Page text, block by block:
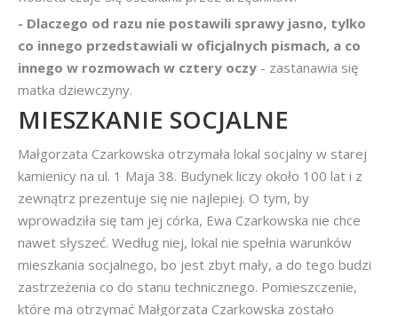
- Dlaczego od razu nie postawili sprawy jasno, tylko
co innego przedstawiali w oficjalnych pismach, a co
innego w rozmowach w cztery oczy - zastanawia się
matka dziewczyny.
MIESZKANIE SOCJALNE
Małgorzata Czarkowska otrzymała lokal socjalny w starej
kamienicy na ul. 1 Maja 38. Budynek liczy około 100 lat i z
zewnątrz prezentuje się nie najlepiej. O tym, by
wprowadziła się tam jej córka, Ewa Czarkowska nie chce
nawet słyszeć. Według niej, lokal nie spełnia warunków
mieszkania socjalnego, bo jest zbyt mały, a do tego budzi
zastrzeżenia co do stanu technicznego. Pomieszczenie,
które ma otrzymać Małgorzata Czarkowska zostało